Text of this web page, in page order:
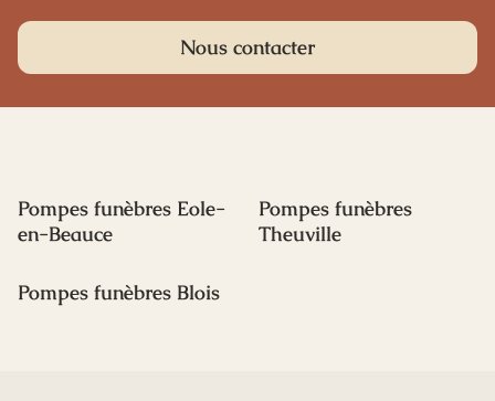
Nous contacter
Pompes funèbres Eole-
en-Beauce
Pompes funèbres
Theuville
Pompes funèbres Blois